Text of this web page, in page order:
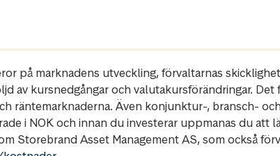
på marknadens utveckling, förvaltarnas
av kursnedgångar och valutakursförändringar. Det
räntemarknaderna. Även konjunktur-, bransch-
i NOK och innan du investerar uppmanas du att
Storebrand Asset Management AS, som också